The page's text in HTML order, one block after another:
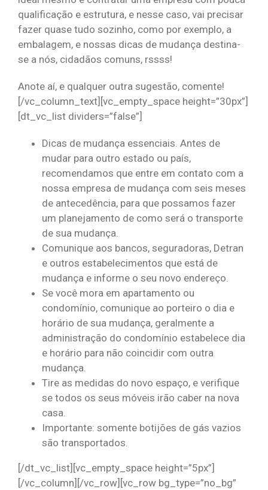
qualificação e estrutura, e nesse caso, vai precisar
fazer quase tudo sozinho, como por exemplo, a
embalagem, e nossas dicas de mudança destina-
se a nós, cidadãos comuns, rssss!
Anote aí, e qualquer outra sugestão, comente!
[/vc_column_text][vc_empty_space height=”30px”]
[dt_vc_list dividers=”false”]
Dicas de mudança essenciais. Antes de
mudar para outro estado ou país,
recomendamos que entre em contato com a
nossa empresa de mudança com seis meses
de antecedência, para que possamos fazer
um planejamento de como será o transporte
de sua mudança.
Comunique aos bancos, seguradoras, Detran
e outros estabelecimentos que está de
mudança e informe o seu novo endereço.
Se você mora em apartamento ou
condomínio, comunique ao porteiro o dia e
horário de sua mudança, geralmente a
administração do condomínio estabelece dia
e horário para não coincidir com outra
mudança.
Tire as medidas do novo espaço, e verifique
se todos os seus móveis irão caber na nova
casa.
Importante: somente botijões de gás vazios
são transportados.
[/dt_vc_list][vc_empty_space height=”5px”]
[/vc_column][/vc_row][vc_row bg_type=”no_bg”